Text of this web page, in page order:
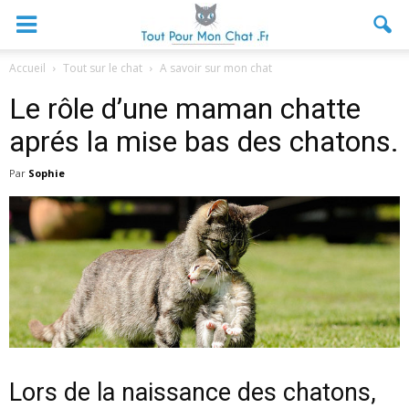
Accueil Tout sur le chat A savoir sur mon chat
Le rôle d’une maman chatte
aprés la mise bas des chatons.
Par Sophie
Lors de la naissance des chatons,